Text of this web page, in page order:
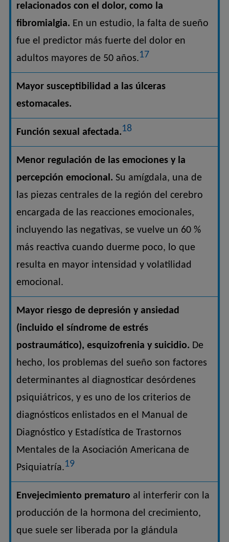
relacionados con el dolor, como la
fibromialgia. En un estudio, la falta de sueño
fue el predictor más fuerte del dolor en
adultos mayores de 50 años.17
Mayor susceptibilidad a las úlceras
estomacales.
Función sexual afectada.18
Menor regulación de las emociones y la
percepción emocional. Su amígdala, una de
las piezas centrales de la región del cerebro
encargada de las reacciones emocionales,
incluyendo las negativas, se vuelve un 60 %
más reactiva cuando duerme poco, lo que
resulta en mayor intensidad y volatilidad
emocional.
Mayor riesgo de depresión y ansiedad
(incluido el síndrome de estrés
postraumático), esquizofrenia y suicidio. De
hecho, los problemas del sueño son factores
determinantes al diagnosticar desórdenes
psiquiátricos, y es uno de los criterios de
diagnósticos enlistados en el Manual de
Diagnóstico y Estadística de Trastornos
Mentales de la Asociación Americana de
Psiquiatría.19
Envejecimiento prematuro al interferir con la
producción de la hormona del crecimiento,
que suele ser liberada por la glándula